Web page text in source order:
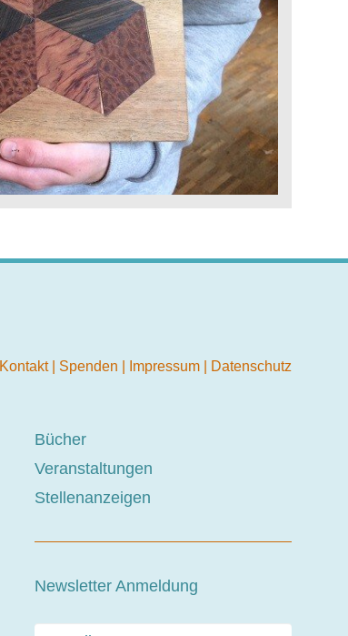
Kontakt Spenden Impressum Datenschutz
Bücher
Veranstaltungen
Stellenanzeigen
Newsletter Anmeldung